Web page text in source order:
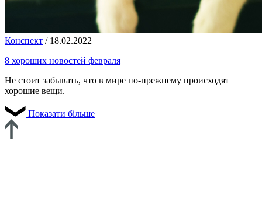
Конспект / 18.02.2022
8 хороших новостей февраля
Не стоит забывать, что в мире по-прежнему происходят
хорошие вещи.
Показати більше